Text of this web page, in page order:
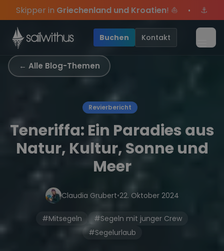
Skip to content
und Kroatien! ⛵ • ⚓Sommer-Special: Mit Code
Sichere Dir jetztDein Meilenbuch und Deine
Angebote mehr Sowie20€ Rabatt auf deinen
sei dabei. Season Closing Party 2026!Die
Buchen Kontakt
← Alle Blog-Themen
Revierbericht
Teneriffa: Ein Paradies aus
Natur, Kultur, Sonne und
Meer
Claudia Grubert•22. Oktober 2024
#Mitsegeln
#Segeln mit junger Crew
#Segelurlaub